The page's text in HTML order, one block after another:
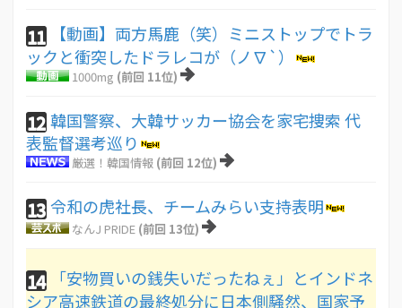
11
【動画】両方馬鹿（笑）ミニストップでトラ
ックと衝突したドラレコが（ノ∇`）
1000mg (前回 11位)
12韓国警察、大韓サッカー協会を家宅捜索 代
表監督選考巡り
厳選！韓国情報 (前回 12位)
13令和の虎社長、チームみらい支持表明
なんJ PRIDE (前回 13位)
14
「安物買いの銭失いだったねぇ」とインドネ
シア高速鉄道の最終処分に日本側騒然、国家予